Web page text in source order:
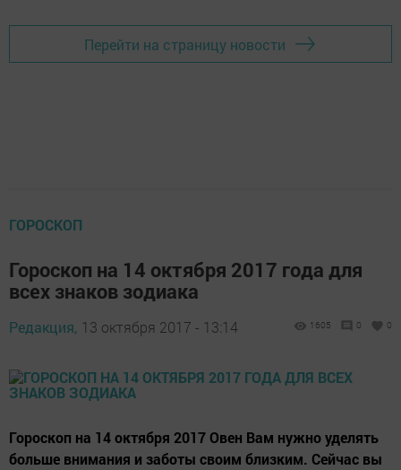
Перейти на страницу новости
ГОРОСКОП
Гороскоп на 14 октября 2017 года для
всех знаков зодиака
Редакция, 13 октября 2017 - 13:14 1605 0 0
Гороскоп на 14 октября 2017 Овен Вам нужно уделять
больше внимания и заботы своим близким. Сейчас вы